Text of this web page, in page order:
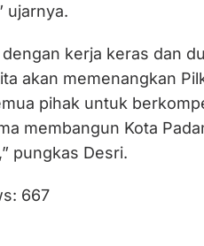
ujarnya.
dengan kerja keras dan
akan memenangkan
pihak untuk
membangun Kota
pungkas Desri.
667